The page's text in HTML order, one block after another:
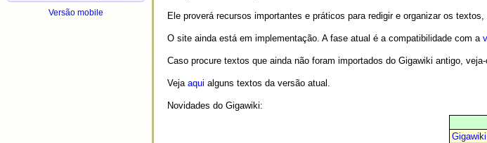
Versão mobile Ele proverá recursos importantes e práticos para redigir e organizar os
O site ainda está em implementação. A fase atual é a compatibilidade com a
Caso procure textos que ainda não foram importados do Gigawiki antigo,
Vejaaqui alguns textos da versão atual.
Novidades do Gigawiki: